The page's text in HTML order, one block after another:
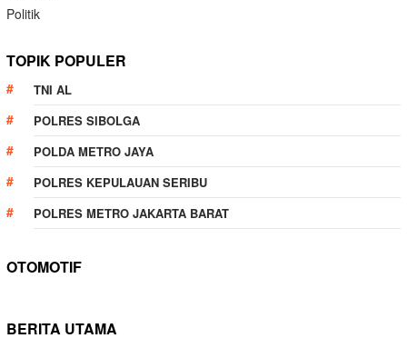
Politik
TOPIK POPULER
TNI AL
POLRES SIBOLGA
POLDA METRO JAYA
POLRES KEPULAUAN SERIBU
POLRES METRO JAKARTA BARAT
OTOMOTIF
BERITA UTAMA